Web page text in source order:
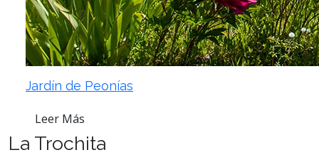
Jardín de Peonías
Leer Más
La Trochita